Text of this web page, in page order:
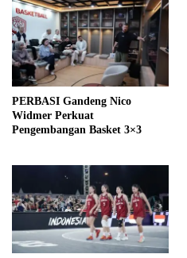
PERBASI Gandeng Nico
Widmer Perkuat
Pengembangan Basket 3×3